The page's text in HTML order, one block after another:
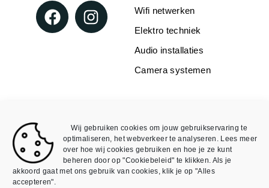
Wij gebruiken cookies om jouw gebruikservaring te
optimaliseren, het webverkeer te analyseren. Lees meer
over hoe wij cookies gebruiken en hoe je ze kunt
beheren door op "Cookiebeleid" te klikken. Als je
akkoord gaat met ons gebruik van cookies, klik je op "Alles
accepteren".
Wifi netwerken
Elektro techniek
Audio installaties
Camera systemen
Void
Mijn account
Algemene Voorwaarden
Algemene Voorwaarden
webshop